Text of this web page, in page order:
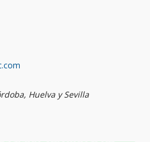
Huelva y Sevilla